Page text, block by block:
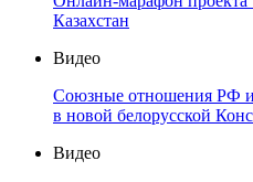
Казахстан
Видео
Союзные отношения РФ
в новой белорусской
Видео